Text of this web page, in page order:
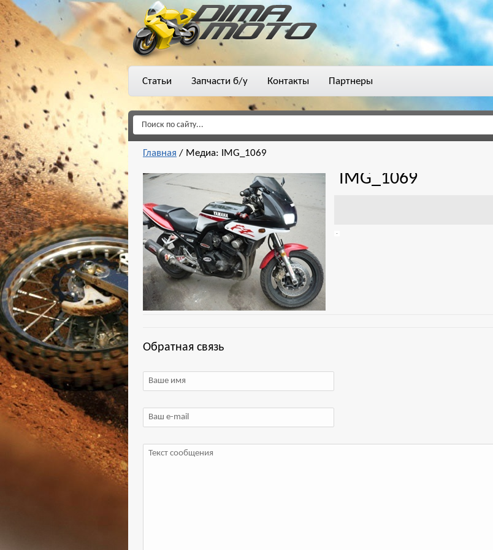
Статьи Запчасти б/у Контакты Партнеры
Главная / Медиа: IMG_1069
IMG_1069
Обратная связь